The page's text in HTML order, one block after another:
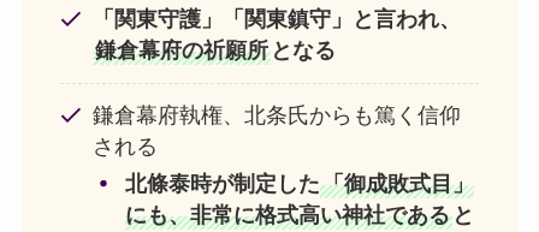
「関東守護」「関東鎮守」と言われ、
鎌倉幕府の祈願所 となる
鎌倉幕府執権、北条氏からも篤く信仰
される
北條泰時が制定した「御成敗式目」
にも、非常に格式高い神社であると